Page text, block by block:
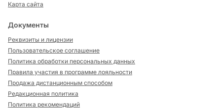
Карта сайта
Документы
Реквизиты и лицензии
Пользовательское соглашение
Политика обработки персональных данных
Правила участия в программе лояльности
Продажа дистанционным способом
Редакционная политика
Политика рекомендаций